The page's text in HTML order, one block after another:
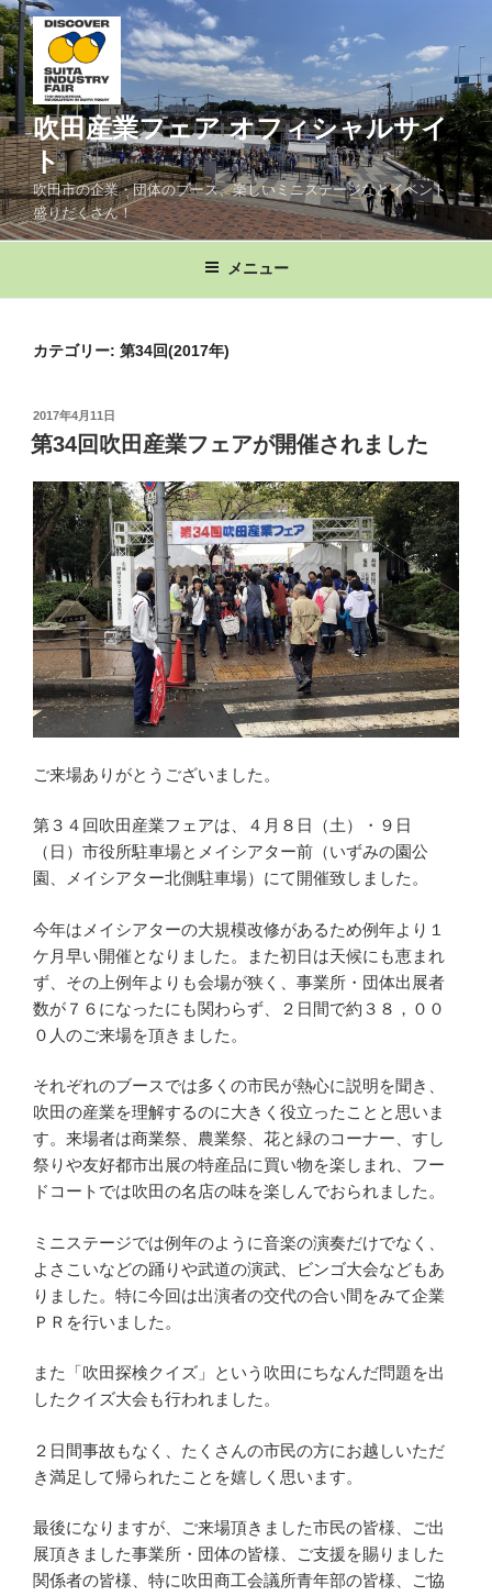
コ
ン
テ
ン
ツ
へ
ス
キ
ッ
吹田産業フェア オフィシャルサイ
ト
吹田市の企業・団体のブース、楽しいミニステージなどイベント
盛りだくさん！
メニュー
カテゴリー: 第34回(2017年)
投
稿
日:
2017年4月11日
第34回吹田産業フェアが開催されました
ご来場ありがとうございました。
第３４回吹田産業フェアは、４月８日（土）・９日
（日）市役所駐車場とメイシアター前（いずみの園公
園、メイシアター北側駐車場）にて開催致しました。
今年はメイシアターの大規模改修があるため例年より１
ケ月早い開催となりました。また初日は天候にも恵まれ
ず、その上例年よりも会場が狭く、事業所・団体出展者
数が７６になったにも関わらず、２日間で約３８，００
０人のご来場を頂きました。
それぞれのブースでは多くの市民が熱心に説明を聞き、
吹田の産業を理解するのに大きく役立ったことと思いま
す。来場者は商業祭、農業祭、花と緑のコーナー、すし
祭りや友好都市出展の特産品に買い物を楽しまれ、フー
ドコートでは吹田の名店の味を楽しんでおられました。
ミニステージでは例年のように音楽の演奏だけでなく、
よさこいなどの踊りや武道の演武、ビンゴ大会などもあ
りました。特に今回は出演者の交代の合い間をみて企業
ＰＲを行いました。
また「吹田探検クイズ」という吹田にちなんだ問題を出
したクイズ大会も行われました。
２日間事故もなく、たくさんの市民の方にお越しいただ
き満足して帰られたことを嬉しく思います。
最後になりますが、ご来場頂きました市民の皆様、ご出
展頂きました事業所・団体の皆様、ご支援を賜りました
関係者の皆様、特に吹田商工会議所青年部の皆様、ご協